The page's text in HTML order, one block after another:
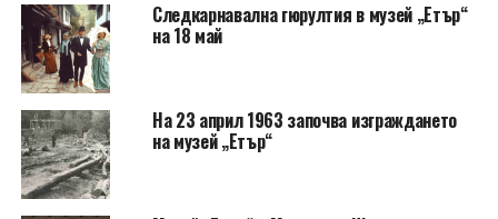
Следкарнавална гюрултия в музей „Етър“
на 18 май
На 23 април 1963 започва изграждането
на музей „Етър“